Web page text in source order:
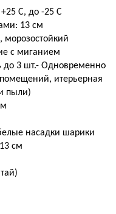
С, до -25 С
13 см
морозостойкий
с миганием
до 3 шт.- Одновременно
итерьерная
пыли)
насадки шарики
см